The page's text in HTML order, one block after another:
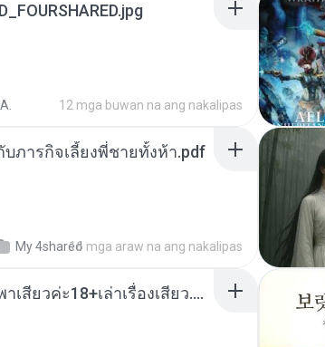
12 mga buwan na ang nakalipas
ภารกิจเลี้ยงพี่ชายทั้งห้า.pdf
My 4shared16 mga araw na ang nakalipas
เมียน้อยเหงา พาเสียวค่ะ18+เล่าเรื่องเสียว.mp3